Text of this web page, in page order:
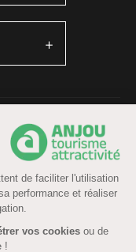
de faciliter l'utilisation
performance et réaliser
vos cookies ou de
!
-Cookies
conforme